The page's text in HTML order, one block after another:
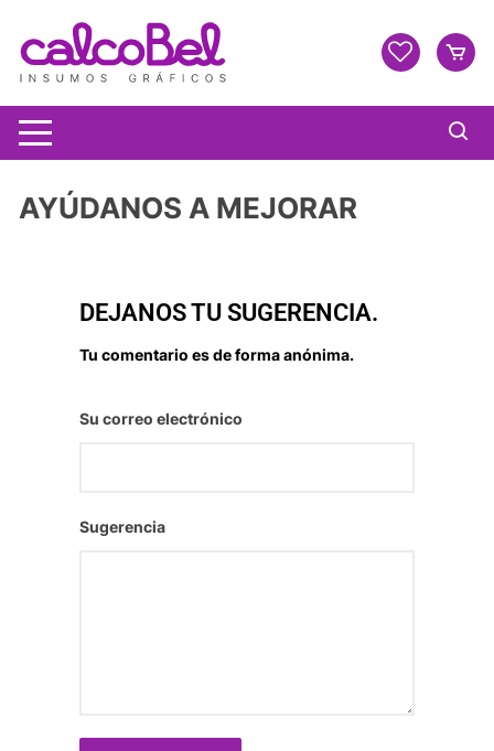
AYÚDANOS A MEJORAR
DEJANOS TU SUGERENCIA.
Tu comentario es de forma anónima.
Su correo electrónico
Sugerencia